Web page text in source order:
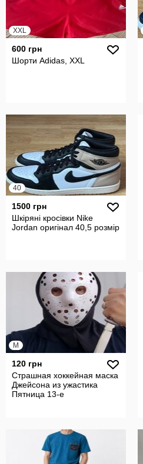
XXL
600 грн
Шорти Adidas, XXL
40
1500 грн
Шкіряні кросівки Nike
Jordan оригінал 40,5 розмір
M
120 грн
Страшная хоккейная маска
Джейсона из ужастика
Пятница 13-е